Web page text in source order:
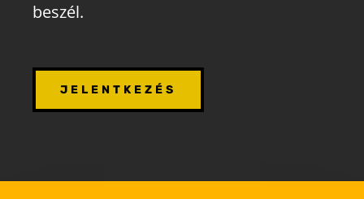
beszél.
JELENTKEZÉS